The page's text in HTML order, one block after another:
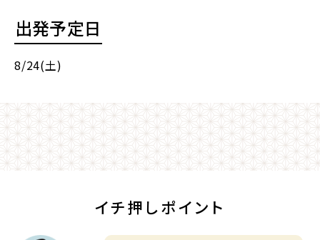
出発予定日
8/24(土)
イチ押しポイント